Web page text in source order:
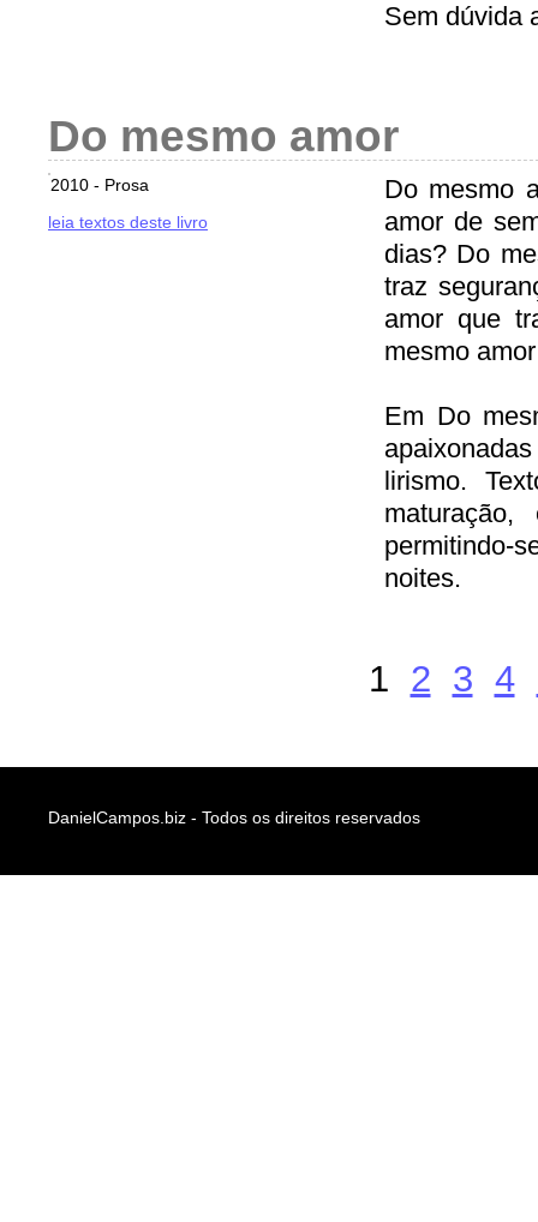
Sem dúvida
Do mesmo amor
2010 - Prosa
leia textos deste livro
Do mesmo
amor de
dias? Do
traz
amor que
mesmo
Em Do
lirismo.
permitindo-
noites.
1 2 3 4
DanielCampos.biz - Todos os direitos reservados